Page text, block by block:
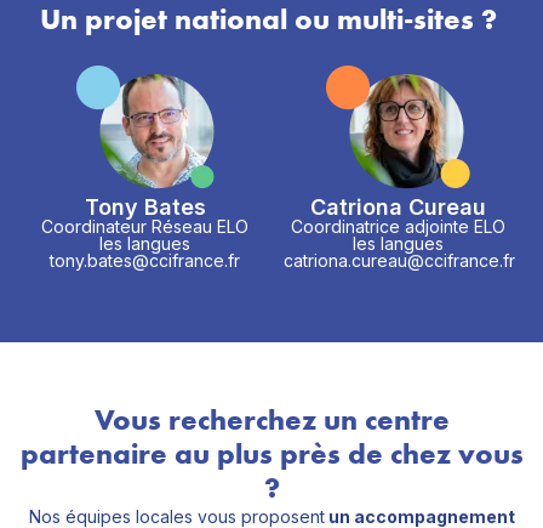
Un projet national ou multi-sites ?
Tony Bates
Coordinateur Réseau ELO
les langues
tony.bates@ccifrance.fr
Catriona Cureau
Coordinatrice adjointe ELO
les langues
catriona.cureau@ccifrance.fr
Vous recherchez un centre
partenaire au plus près de chez vous
?
Nos équipes locales vous proposentun accompagnement